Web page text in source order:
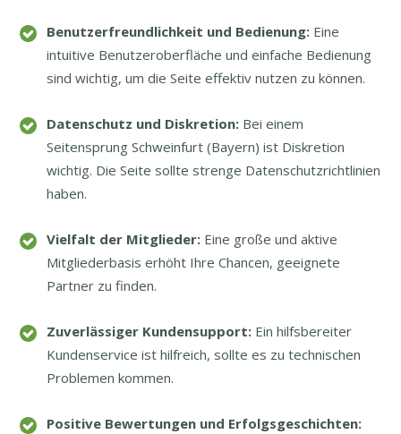
Benutzerfreundlichkeit und Bedienung: Eine
intuitive Benutzeroberfläche und einfache Bedienung
sind wichtig, um die Seite effektiv nutzen zu können.
Datenschutz und Diskretion: Bei einem
Seitensprung Schweinfurt (Bayern) ist Diskretion
wichtig. Die Seite sollte strenge Datenschutzrichtlinien
haben.
Vielfalt der Mitglieder: Eine große und aktive
Mitgliederbasis erhöht Ihre Chancen, geeignete
Partner zu finden.
Zuverlässiger Kundensupport: Ein hilfsbereiter
Kundenservice ist hilfreich, sollte es zu technischen
Problemen kommen.
Positive Bewertungen und Erfolgsgeschichten: